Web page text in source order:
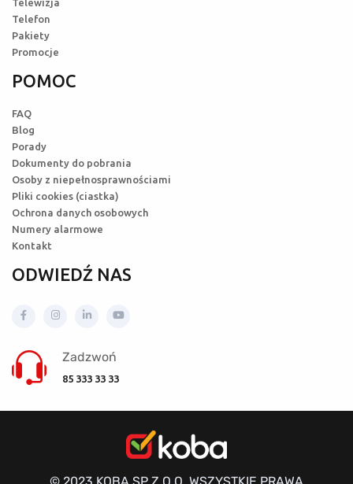
Telewizja
Telefon
Pakiety
Promocje
POMOC
FAQ
Blog
Porady
Dokumenty do pobrania
Osoby z niepełnosprawnościami
Pliki cookies (ciastka)
Ochrona danych osobowych
Numery alarmowe
Kontakt
ODWIEDŹ NAS
Zadzwoń
85 333 33 33